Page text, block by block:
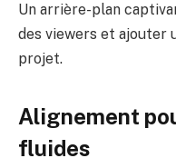
Un arrière-plan
des viewers et ajouter
projet.
Alignement
fluides